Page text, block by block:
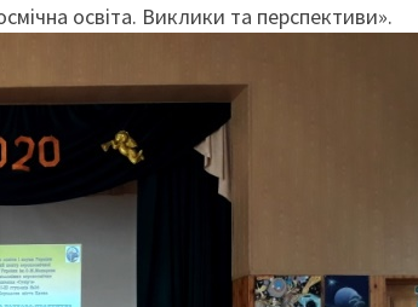
освіта. Виклики та перспективи».